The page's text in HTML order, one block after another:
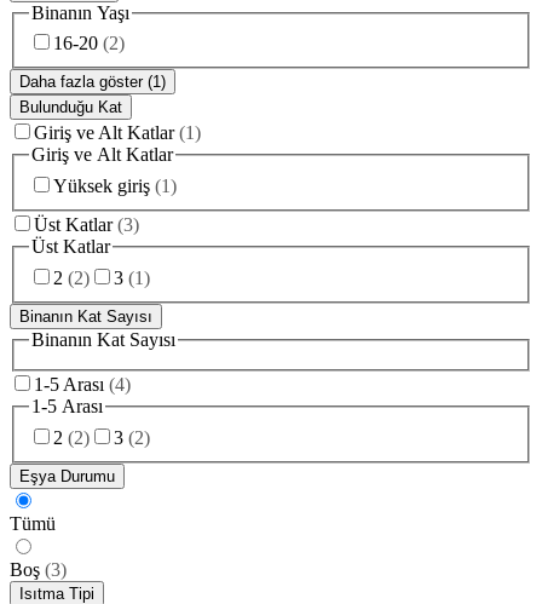
Binanın Yaşı
16-20 (2)
Daha fazla göster (1)
Bulunduğu Kat
Giriş ve Alt Katlar (1)
Giriş ve Alt Katlar
Yüksek giriş (1)
Üst Katlar (3)
Üst Katlar
2 (2) 3 (1)
Binanın Kat Sayısı
Binanın Kat Sayısı
1-5 Arası (4)
1-5 Arası
2 (2) 3 (2)
Eşya Durumu
Tümü
Boş (3)
Isıtma Tipi